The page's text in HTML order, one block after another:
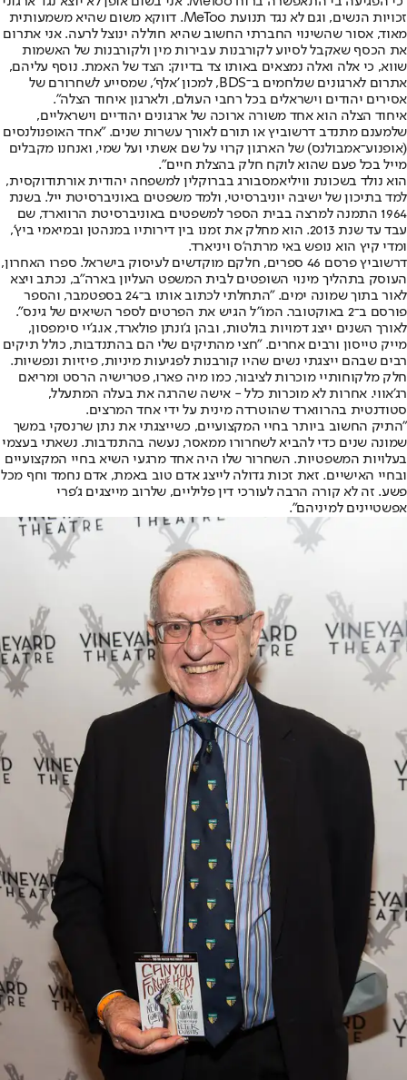
זכויות הנשים, וגם לא נגד תנועת MeToo. דווקא משום שהיא משמעותית
מאוד, אסור שהשינוי החברתי החשוב שהיא חוללה ינוצל לרעה. אני אתרום
את הכסף שאקבל לסיוע לקורבנות עבירות מין ולקורבנות של האשמות
שווא, כי אלה ואלה נמצאים באותו צד בדיוק: הצד של האמת. נוסף עליהם,
אתרום לארגונים שנלחמים ב־BDS, למכון 'אלף', שמסייע לשחרורם של
אסירים יהודים וישראלים בכל רחבי העולם, ולארגון איחוד הצלה".
איחוד הצלה הוא אחד משורה ארוכה של ארגונים יהודיים וישראליים,
שלמענם מתנדב דרשוביץ או תורם לאורך עשרות שנים. "אחד האופנולנסים
(אופנוע־אמבולנס) של הארגון קרוי על שם אשתי ועל שמי, ואנחנו מקבלים
מייל בכל פעם שהוא לוקח חלק בהצלת חיים".
הוא נולד בשכונת וויליאמסבורג בברוקלין למשפחה יהודית אורתודוקסית,
למד בתיכון של ישיבה יוניברסיטי, ולמד משפטים באוניברסיטת ייל. בשנת
1964 התמנה למרצה בבית הספר למשפטים באוניברסיטת הרווארד, שם
עבד עד שנת 2013. הוא מחלק את זמנו בין דירותיו במנהטן ובמיאמי ביץ',
ומדי קיץ הוא נופש באי מרתה'ס ויניארד.
דרשוביץ פרסם 46 ספרים, חלקם מוקדשים לעיסוק בישראל. ספרו האחרון,
העוסק בתהליך מינוי השופטים לבית המשפט העליון בארה"ב, נכתב ויצא
לאור בתוך שמונה ימים. "התחלתי לכתוב אותו ב־24 בספטמבר, והספר
פורסם ב־2 באוקטובר. המו"ל הגיש את הפרטים לספר השיאים של גינס".
לאורך השנים ייצג דמויות בולטות, ובהן ג'ונתן פולארד, או.ג'יי סימפסון,
מייק טייסון ורבים אחרים. "חצי מהתיקים שלי הם בהתנדבות, כולל תיקים
רבים שבהם ייצגתי נשים שהיו קורבנות לפגיעות מיניות, פיזיות ונפשיות.
חלק מלקוחותיי מוכרות לציבור, כמו מיה פארו, פטרישיה הרסט ומריאם
רג'אווי. אחרות לא מוכרות כלל - אישה שהרגה את בעלה המתעלל,
סטודנטית בהרווארד שהוטרדה מינית על ידי אחד המרצים.
"התיק החשוב ביותר בחיי המקצועיים, כשייצגתי את נתן שרנסקי במשך
שמונה שנים כדי להביא לשחרורו ממאסר, נעשה בהתנדבות. נשאתי בעצמי
בעלויות המשפטיות. השחרור שלו היה אחד מרגעי השיא בחיי המקצועיים
ובחיי האישיים. זאת זכות גדולה לייצג אדם טוב באמת, אדם נחמד וחף מכל
פשע. זה לא קורה הרבה לעורכי דין פליליים, שלרוב מייצגים ג'פרי
אפשטיינים למיניהם".